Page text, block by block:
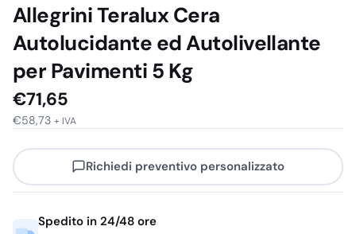
Allegrini Teralux Cera
Autolucidante ed Autolivellante
per Pavimenti 5 Kg
€71,65
€58,73 + IVA
Richiedi preventivo personalizzato
Spedito in 24/48 ore